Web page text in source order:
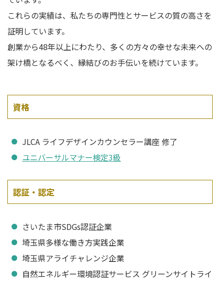
これらの実績は、私たちの専門性とサービスの質の高さを
証明しています。
創業から48年以上にわたり、多くの方々の幸せな未来への
架け橋となるべく、縁結びのお手伝いを続けています。
資格
JLCA ライフデザインカウンセラー講座 修了
ユニバーサルマナー検定3級
認証・認定
さいたま市SDGs認証企業
埼玉県多様な働き方実践企業
埼玉県アライチャレンジ企業
自然エネルギー環境認証サービス グリーンサイトライ